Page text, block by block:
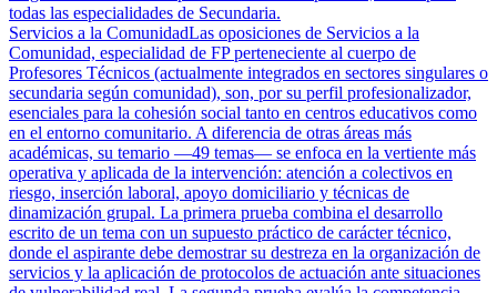
todas las especialidades de Secundaria.
Servicios a la ComunidadLas oposiciones de Servicios a la
Comunidad, especialidad de FP perteneciente al cuerpo de
Profesores Técnicos (actualmente integrados en sectores singulares o
secundaria según comunidad), son, por su perfil profesionalizador,
esenciales para la cohesión social tanto en centros educativos como
en el entorno comunitario. A diferencia de otras áreas más
académicas, su temario —49 temas— se enfoca en la vertiente más
operativa y aplicada de la intervención: atención a colectivos en
riesgo, inserción laboral, apoyo domiciliario y técnicas de
dinamización grupal. La primera prueba combina el desarrollo
escrito de un tema con un supuesto práctico de carácter técnico,
donde el aspirante debe demostrar su destreza en la organización de
servicios y la aplicación de protocolos de actuación ante situaciones